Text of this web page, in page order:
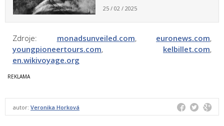
25 / 02 / 2025
Zdroje: monadsunveiled.com, euronews.com,
youngpioneertours.com, kelbillet.com,
en.wikivoyage.org
autor: Veronika Horková